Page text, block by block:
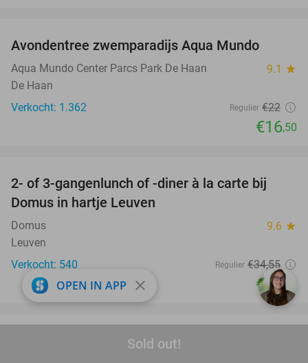
Sold out!
Avondentree zwemparadijs Aqua Mundo
Aqua Mundo Center Parcs Park De Haan 9.1 star
De Haan
Verkocht: 1.362
Regulier €22
€16,50
32%
2- of 3-gangenlunch of -diner à la carte bij
Domus in hartje Leuven
Domus 9.6 star
Leuven
Verkocht: 540
Regulier €34,55
€23,50
favorite_border
5-gangendiner + amuse bij Het
OPEN IN APP close